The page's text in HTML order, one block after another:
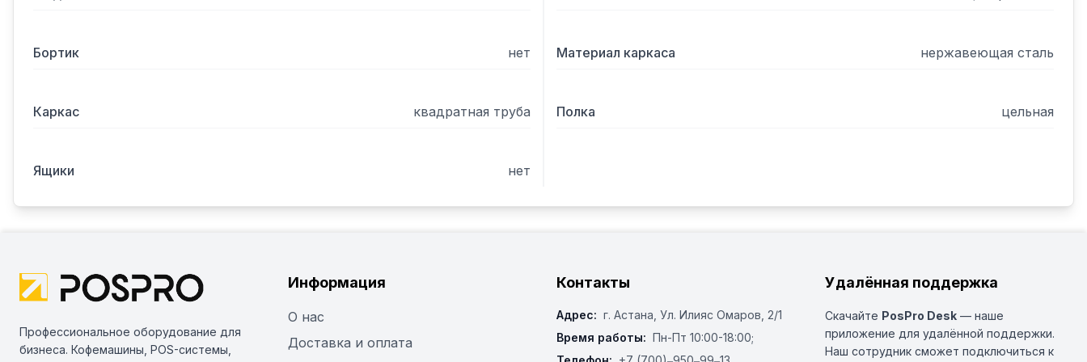
Бортик нет Материал каркаса нержавеющая сталь
Каркас квадратная труба Полка цельная
Ящики нет
Профессиональное оборудование для
бизнеса. Кофемашины, POS-системы,
Информация
О нас
Доставка и оплата
Контакты
Адрес: г. Астана, ​Ул. Илияс Омаров, 2/1
Время работы: Пн-Пт 10:00-18:00;
Удалённая поддержка
Скачайте PosPro Desk — наше
приложение для удалённой поддержки.
Наш сотрудник сможет подключиться к